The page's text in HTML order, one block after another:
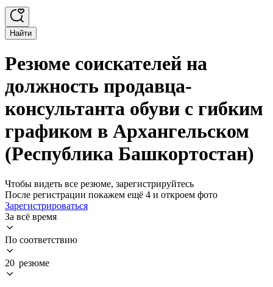
Найти
Резюме соискателей на
должность продавца-
консультанта обуви с гибким
графиком в Архангельском
(Республика Башкортостан)
Чтобы видеть все резюме, зарегистрируйтесь
После регистрации покажем ещё 4 и откроем фото
Зарегистрироваться
За всё время
По соответствию
20 резюме